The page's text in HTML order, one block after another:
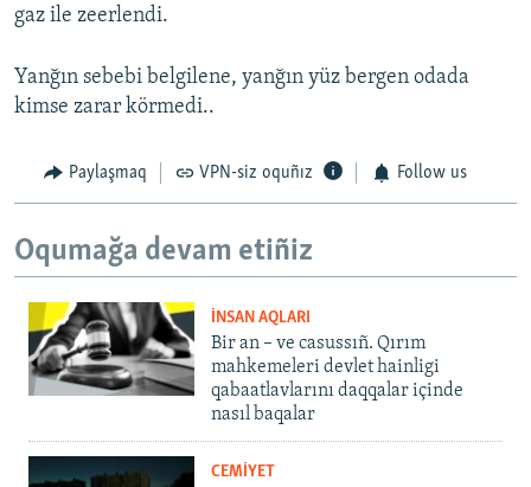
gaz ile zeerlendi.
Yanğın sebebi belgilene, yanğın yüz bergen odada
kimse zarar körmedi..
Paylaşmaq VPN-siz oquñız Follow us
Oqumağa devam etiñiz
İNSAN AQLARI
Bir an – ve casussıñ. Qırım
mahkemeleri devlet hainligi
qabaatlavlarını daqqalar içinde
nasıl baqalar
CEMİYET